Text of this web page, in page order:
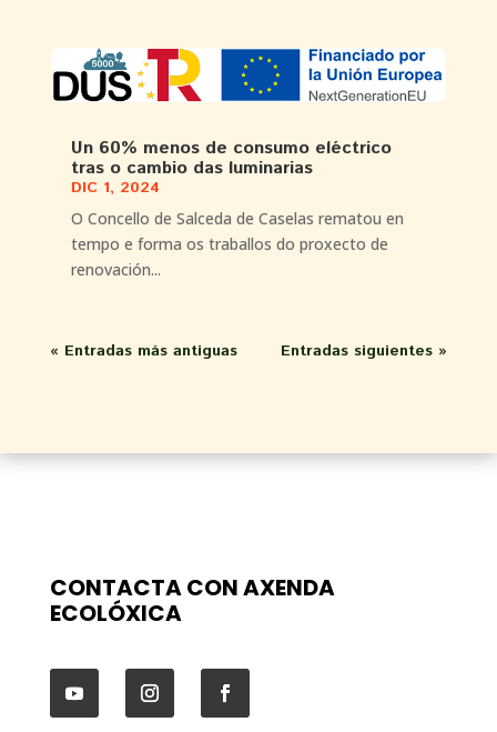
Un 60% menos de consumo eléctrico
tras o cambio das luminarias
DIC 1, 2024
O Concello de Salceda de Caselas rematou en
tempo e forma os traballos do proxecto de
renovación...
« Entradas más antiguas Entradas siguientes »
CONTACTA CON AXENDA
ECOLÓXICA